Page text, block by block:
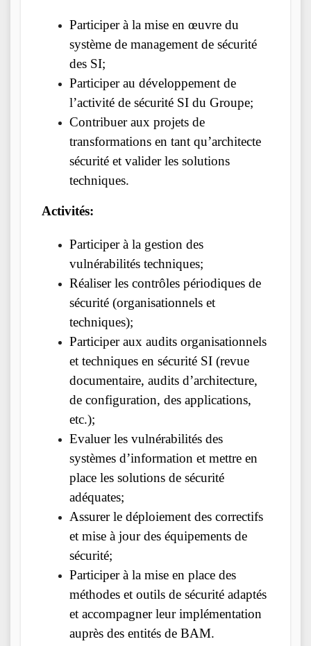
Participer à la mise en œuvre du
système de management de sécurité
des SI;
Participer au développement de
l’activité de sécurité SI du Groupe;
Contribuer aux projets de
transformations en tant qu’architecte
sécurité et valider les solutions
techniques.
Activités:
Participer à la gestion des
vulnérabilités techniques;
Réaliser les contrôles périodiques de
sécurité (organisationnels et
techniques);
Participer aux audits organisationnels
et techniques en sécurité SI (revue
documentaire, audits d’architecture,
de configuration, des applications,
etc.);
Evaluer les vulnérabilités des
systèmes d’information et mettre en
place les solutions de sécurité
adéquates;
Assurer le déploiement des correctifs
et mise à jour des équipements de
sécurité;
Participer à la mise en place des
méthodes et outils de sécurité adaptés
et accompagner leur implémentation
auprès des entités de BAM.